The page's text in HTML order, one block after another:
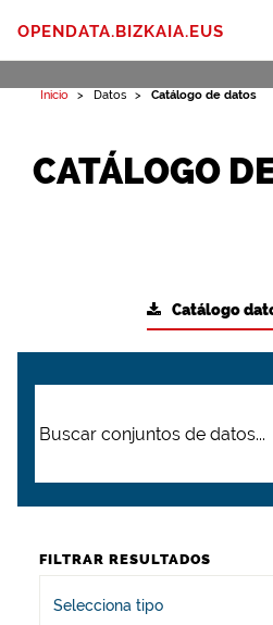
OPENDATA.BIZKAIA.EUS
Inicio Datos Catálogo de datos
CATÁLOGO
Catálogo
FILTRAR RESULTADOS
Selecciona tipo